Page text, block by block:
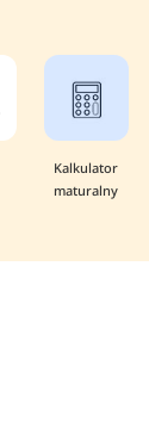
Kalkulator
maturalny